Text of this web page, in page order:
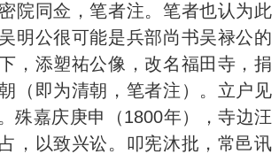
院同佥，笔者注。笔者也认为此
明公很可能是兵部尚书吴禄公的
，添塑祐公像，改名福田寺，捐
（即为清朝，笔者注）。立户见
殊嘉庆庚申（1800年），寺边汪
，以致兴讼。叩宪沐批，常邑讯